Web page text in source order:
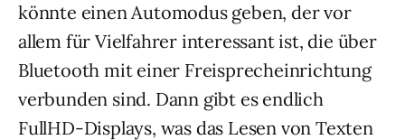
könnte einen Automodus geben, der vor
allem für Vielfahrer interessant ist, die über
Bluetooth mit einer Freisprecheinrichtung
verbunden sind. Dann gibt es endlich
FullHD-Displays, was das Lesen von Texten